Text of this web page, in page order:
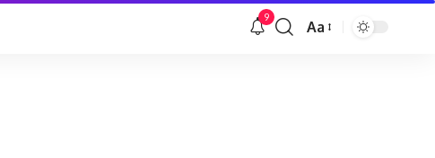
9
Veličina
Aa